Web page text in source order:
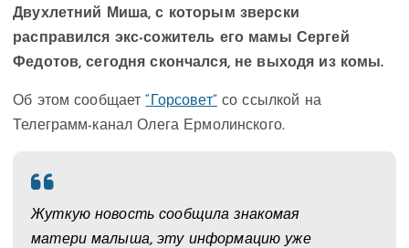
Двухлетний Миша, с которым зверски
расправился экс-сожитель его мамы Сергей
Федотов, сегодня скончался, не выходя из комы.
Об этом сообщает“Горсовет”со ссылкой на
Телеграмм-канал Олега Ермолинского.
Жуткую новость сообщила знакомая
матери малыша, эту информацию уже